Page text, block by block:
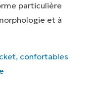
particulière
et à
confortables